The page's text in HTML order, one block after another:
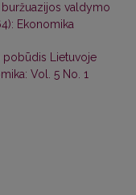
valdymo
Ekonomika
pobūdis Lietuvoje
Vol. 5 No. 1